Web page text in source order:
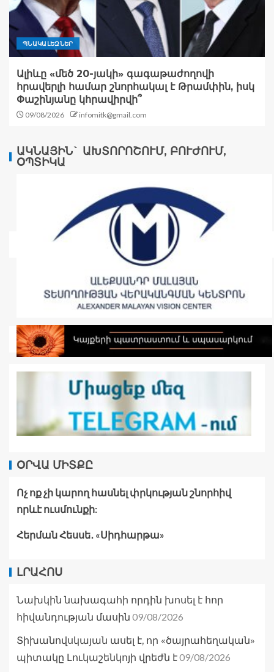
ՊՆԱԿԱԼԵԶՆԵՐ
Ալիևը «մեծ 20-յակի» գագաթաժողովի
հրավերլի համար շնորհակալ է Թրամփին, իսկ
Փաշինյանը կհրավիրվի՞
09/08/2026 infomitk@gmail.com
ԱԿՆԱՅԻՆ` ԱԽՏՈՐՈՇՈՒՄ, ԲՈՒԺՈՒՄ,
ՕՊՏԻԿԱ
ՕՐՎԱ ՄԻՏՔԸ
Ոչ ոք չի կարող հասնել փրկության շնորհիվ
որևէ ուսմունքի:
Հերման Հեսսե․ «Սիդհարթա»
ԼՐԱՀՈՍ
Նախկին նախագահի որդին խոսել է հոր
հիվանդության մասին 09/08/2026
Տիխանովսկայան ասել է, որ «ծայրահեղական»
պիտակը Լուկաշենկոյի վրեժն է09/08/2026